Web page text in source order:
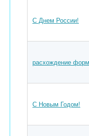
С Днем России!
расхождение
С Новым Годом!